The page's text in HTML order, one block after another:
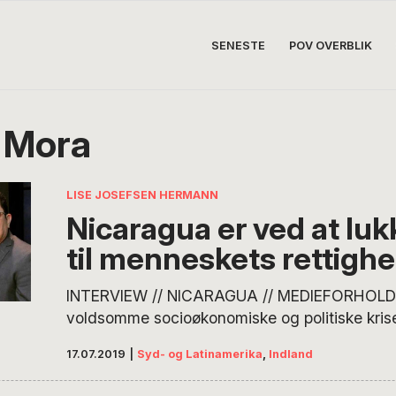
SENESTE POV OVERBLIK
LISE JOSEFSEN HERMANN
Nicaragua er ved at
til menneskets
INTERVIEW // NICARAGUA //
voldsomme socioøkonomiske og politiske
fængslet. Forholdene i mediebranchen er
journalister forlod landet, da en tv-station
17.07.2019 Syd- og Latinamerika Indland